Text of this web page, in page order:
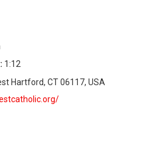
1:12
Hartford, CT 06117, USA